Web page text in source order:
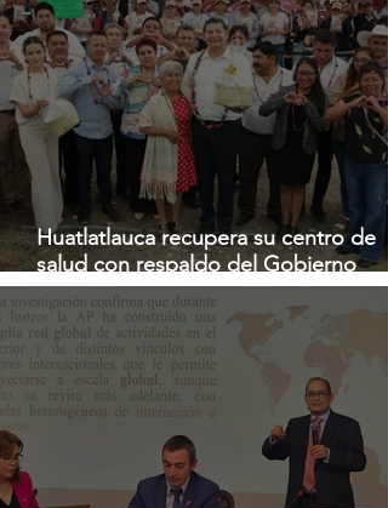
Huatlatlauca recupera su centro de
salud con respaldo del Gobierno
Estatal